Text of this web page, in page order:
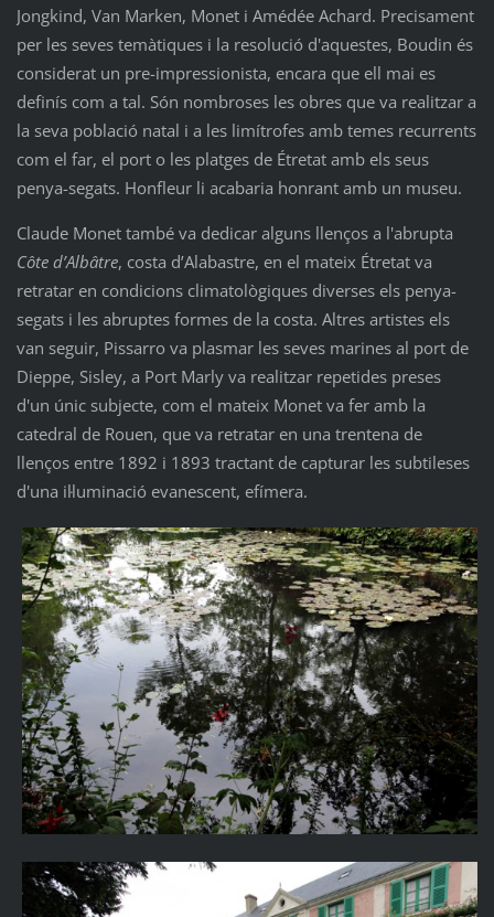
Jongkind, Van Marken, Monet i Amédée Achard. Precisament
per les seves temàtiques i la resolució d'aquestes, Boudin és
considerat un pre-impressionista, encara que ell mai es
definís com a tal. Són nombroses les obres que va realitzar a
la seva població natal i a les limítrofes amb temes recurrents
com el far, el port o les platges de Étretat amb els seus
penya-segats. Honfleur li acabaria honrant amb un museu.
Claude Monet també va dedicar alguns llenços a l'abrupta
Côte d’Albâtre, costa d’Alabastre, en el mateix Étretat va
retratar en condicions climatològiques diverses els penya-
segats i les abruptes formes de la costa. Altres artistes els
van seguir, Pissarro va plasmar les seves marines al port de
Dieppe, Sisley, a Port Marly va realitzar repetides preses
d'un únic subjecte, com el mateix Monet va fer amb la
catedral de Rouen, que va retratar en una trentena de
llenços entre 1892 i 1893 tractant de capturar les subtileses
d'una il·luminació evanescent, efímera.